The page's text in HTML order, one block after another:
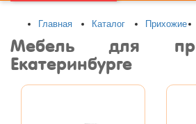
Главная Каталог Прихожие
Мебель для
Екатеринбурге